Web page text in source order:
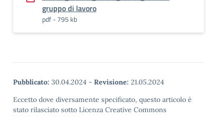
gruppo di lavoro
pdf - 795 kb
Pubblicato: 30.04.2024 - Revisione: 21.05.2024
Eccetto dove diversamente specificato, questo articolo è
stato rilasciato sotto Licenza Creative Commons